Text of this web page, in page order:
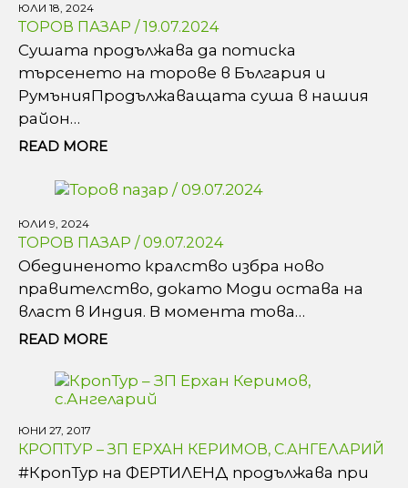
ЮЛИ 18, 2024
ТОРОВ ПАЗАР / 19.07.2024
Сушата продължава да потиска
търсенето на торове в България и
РумънияПродължаващата суша в нашия
район…
READ MORE
ЮЛИ 9, 2024
ТОРОВ ПАЗАР / 09.07.2024
Обединеното кралство избра ново
правителство, докато Моди остава на
власт в Индия. В момента това…
READ MORE
ЮНИ 27, 2017
КРОПТУР – ЗП ЕРХАН КЕРИМОВ, С.АНГЕЛАРИЙ
#КропТур на ФЕРТИЛЕНД продължава при